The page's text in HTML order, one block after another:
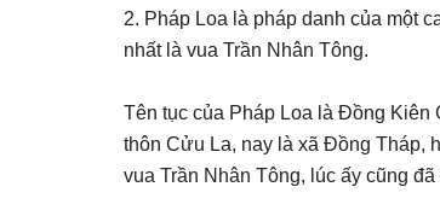
2. Pháp Loa là pháp danh của một
nhất là vua Trần Nhân Tông.
Tên tục của Pháp Loa là Đồng Kiên
thôn Cửu La, nay là xã Đồng Tháp,
vua Trần Nhân Tông, lúc ấy cũng